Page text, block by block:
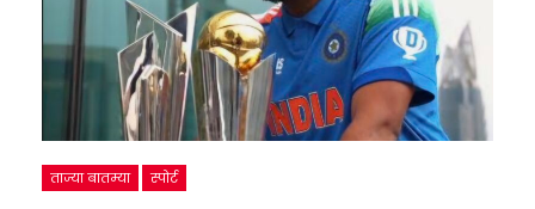
ताज्या बातम्या स्पोर्ट